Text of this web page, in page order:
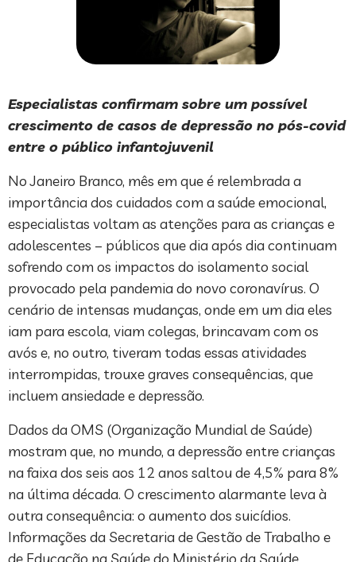
Especialistas confirmam sobre um possível
crescimento de casos de depressão no pós-covid
entre o público infantojuvenil
No Janeiro Branco, mês em que é relembrada a
importância dos cuidados com a saúde emocional,
especialistas voltam as atenções para as crianças e
adolescentes – públicos que dia após dia continuam
sofrendo com os impactos do isolamento social
provocado pela pandemia do novo coronavírus. O
cenário de intensas mudanças, onde em um dia eles
iam para escola, viam colegas, brincavam com os
avós e, no outro, tiveram todas essas atividades
interrompidas, trouxe graves consequências, que
incluem ansiedade e depressão.
Dados da OMS (Organização Mundial de Saúde)
mostram que, no mundo, a depressão entre crianças
na faixa dos seis aos 12 anos saltou de 4,5% para 8%
na última década. O crescimento alarmante leva à
outra consequência: o aumento dos suicídios.
Informações da Secretaria de Gestão de Trabalho e
de Educação na Saúde do Ministério da Saúde